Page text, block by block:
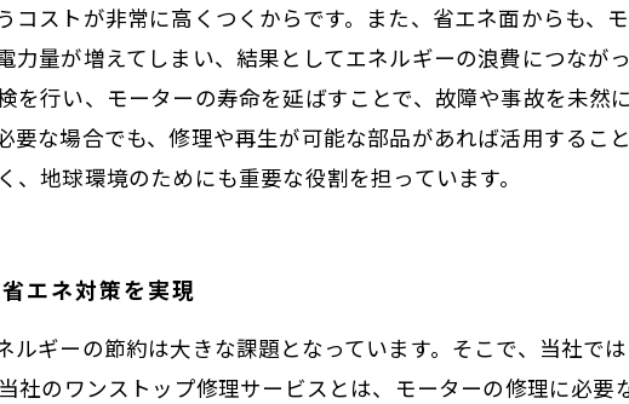
コストが非常に高くつくからです。また、省エネ面からも、
力量が増えてしまい、結果としてエネルギーの浪費につなが
を行い、モーターの寿命を延ばすことで、故障や事故を未然
要な場合でも、修理や再生が可能な部品があれば活用するこ
地球環境のためにも重要な役割を担っています。
エネ対策を実現
ルギーの節約は大きな課題となっています。そこで、当社で
社のワンストップ修理サービスとは、モーターの修理に必